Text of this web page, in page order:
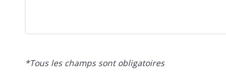
*Tous les champs sont obligatoires